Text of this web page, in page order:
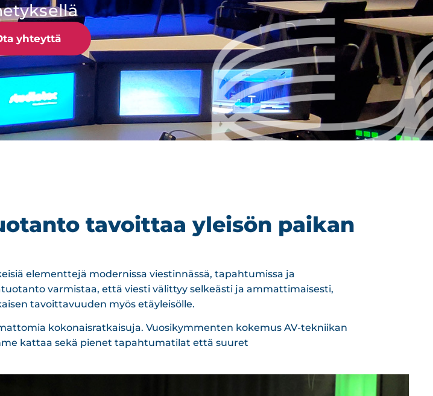
yhteyttä
tavoittaa yleisön paikan
elementtejä modernissa viestinnässä, tapahtumissa ja
varmistaa, että viesti välittyy selkeästi ja ammattimaisesti,
tavoittavuuden myös etäyleisölle.
kokonaisratkaisuja. Vuosikymmenten kokemus AV-tekniikan
kattaa sekä pienet tapahtumatilat että suuret